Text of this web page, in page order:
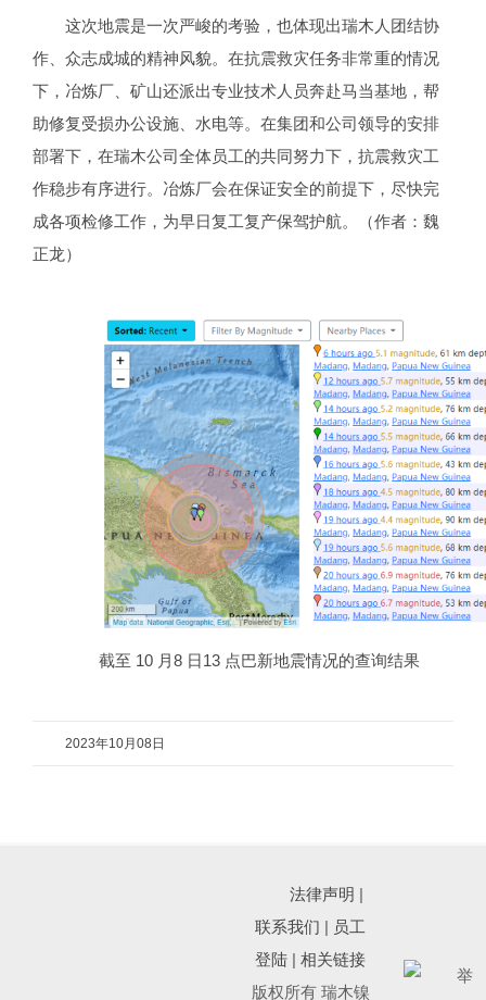
这次地震是一次严峻的考验，也体现出瑞木人团结协
作、众志成城的精神风貌。在抗震救灾任务非常重的情况
下，冶炼厂、矿山还派出专业技术人员奔赴马当基地，帮
助修复受损办公设施、水电等。在集团和公司领导的安排
部署下，在瑞木公司全体员工的共同努力下，抗震救灾工
作稳步有序进行。冶炼厂会在保证安全的前提下，尽快完
成各项检修工作，为早日复工复产保驾护航。（作者：魏
正龙）
截至 10 月8 日13 点巴新地震情况的查询结果
2023年10月08日
法律声明 |
联系我们 | 员工
登陆 |相关链接
版权所有 瑞木镍